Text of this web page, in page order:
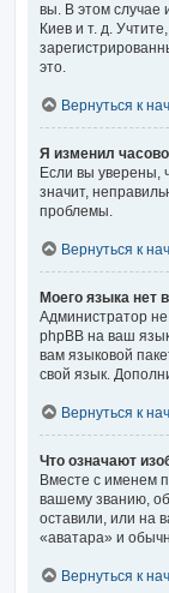
вы. В этом случае
Киев и т. д.
это.
Вернуться к
Я изменил
Если вы уверены,
значит,
проблемы.
Вернуться к
Моего языка нет
Администратор
phpBB на ваш
вам языковой
свой язык.
Вернуться к
Что означают
Вместе с именем
вашему званию,
оставили, или на
«аватара» и
Вернуться к